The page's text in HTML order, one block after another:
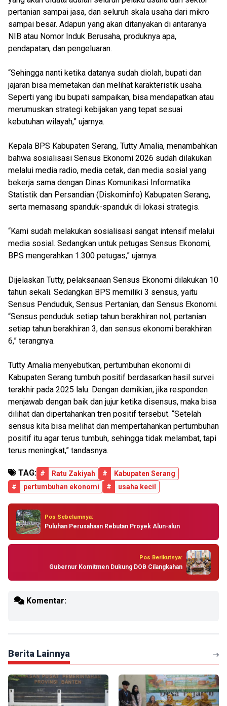
pertanian sampai jasa, dan seluruh skala usaha dari mikro
sampai besar. Adapun yang akan ditanyakan di antaranya
NIB atau Nomor Induk Berusaha, produknya apa,
pendapatan, dan pengeluaran.
“Sehingga nanti ketika datanya sudah diolah, bupati dan
jajaran bisa memetakan dan melihat karakteristik usaha.
Seperti yang ibu bupati sampaikan, bisa mendapatkan atau
merumuskan strategi kebijakan yang tepat sesuai
kebutuhan wilayah,” ujarnya.
Kepala BPS Kabupaten Serang, Tutty Amalia, menambahkan
bahwa sosialisasi Sensus Ekonomi 2026 sudah dilakukan
melalui media radio, media cetak, dan media sosial yang
bekerja sama dengan Dinas Komunikasi Informatika
Statistik dan Persandian (Diskominfo) Kabupaten Serang,
serta memasang spanduk-spanduk di lokasi strategis.
“Kami sudah melakukan sosialisasi sangat intensif melalui
media sosial. Sedangkan untuk petugas Sensus Ekonomi,
BPS mengerahkan 1.300 petugas,” ujarnya.
Dijelaskan Tutty, pelaksanaan Sensus Ekonomi dilakukan 10
tahun sekali. Sedangkan BPS memiliki 3 sensus, yaitu
Sensus Penduduk, Sensus Pertanian, dan Sensus Ekonomi.
“Sensus penduduk setiap tahun berakhiran nol, pertanian
setiap tahun berakhiran 3, dan sensus ekonomi berakhiran
6,” terangnya.
Tutty Amalia menyebutkan, pertumbuhan ekonomi di
Kabupaten Serang tumbuh positif berdasarkan hasil survei
terakhir pada 2025 lalu. Dengan demikian, jika responden
menjawab dengan baik dan jujur ketika disensus, maka bisa
dilihat dan dipertahankan tren positif tersebut. “Setelah
sensus kita bisa melihat dan mempertahankan pertumbuhan
positif itu agar terus tumbuh, sehingga tidak melambat, tapi
terus meningkat,” tandasnya.
TAG: # Ratu Zakiyah #
Kabupaten Serang
#
pertumbuhan ekonomi # usaha kecil
Pos Sebelumnya:
Puluhan Perusahaan Rebutan Proyek Alun-alun
Pos Berikutnya:
Gubernur Komitmen Dukung DOB Cilangkahan
Komentar:
Berita Lainnya